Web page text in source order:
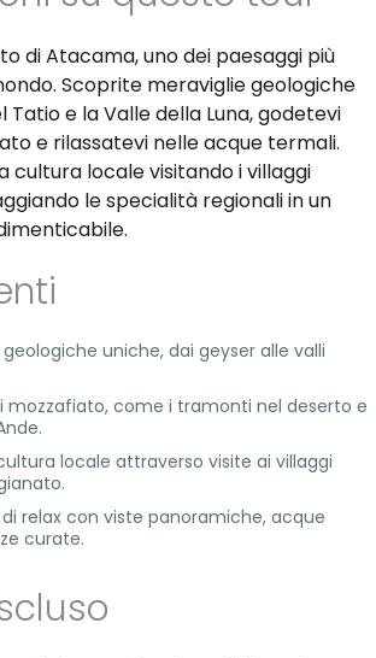
di Atacama, uno dei paesaggi più
Scoprite meraviglie geologiche
Tatio e la Valle della Luna, godetevi
e rilassatevi nelle acque termali.
cultura locale visitando i villaggi
le specialità regionali in un
uniche, dai geyser alle valli
mozzafiato, come i tramonti nel deserto e
locale attraverso visite ai villaggi
relax con viste panoramiche, acque
curate.